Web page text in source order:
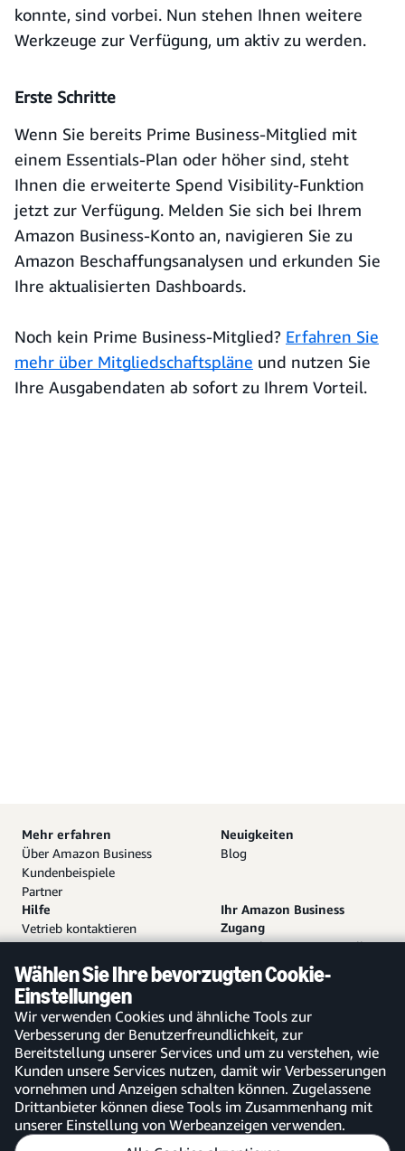
konnte, sind vorbei. Nun stehen Ihnen weitere
Werkzeuge zur Verfügung, um aktiv zu werden.
Erste Schritte
Wenn Sie bereits Prime Business-Mitglied mit
einem Essentials-Plan oder höher sind, steht
Ihnen die erweiterte Spend Visibility-Funktion
jetzt zur Verfügung. Melden Sie sich bei Ihrem
Amazon Business-Konto an, navigieren Sie zu
Amazon Beschaffungsanalysen und erkunden Sie
Ihre aktualisierten Dashboards.
Noch kein Prime Business-Mitglied? Erfahren Sie
mehr über Mitgliedschaftspläne und nutzen Sie
Ihre Ausgabendaten ab sofort zu Ihrem Vorteil.
Wählen Sie Ihre bevorzugten Cookie-
Einstellungen
Wir verwenden Cookies und ähnliche Tools zur
Verbesserung der Benutzerfreundlichkeit, zur
Bereitstellung unserer Services und um zu verstehen, wie
Kunden unsere Services nutzen, damit wir Verbesserungen
vornehmen und Anzeigen schalten können. Zugelassene
Drittanbieter können diese Tools im Zusammenhang mit
unserer Einstellung von Werbeanzeigen verwenden.
Mehr erfahren
Über Amazon Business
Kundenbeispiele
Partner
Neuigkeiten
Blog
Hilfe
Vetrieb kontaktieren
Hilfe und Kundendienst
Sitemap
Ihr Amazon Business
Zugang
Kostenloses Konto erstellen
Bei bestehendem Konto
anmelden
Deutschland